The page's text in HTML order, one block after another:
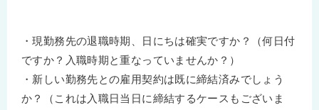
・現勤務先の退職時期、日にちは確実ですか？（何日付
ですか？入職時期と重なっていませんか？）
・新しい勤務先との雇用契約は既に締結済みでしょう
か？（これは入職日当日に締結するケースもございま